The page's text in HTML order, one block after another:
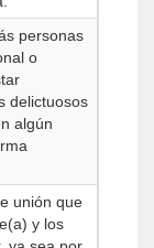
personas
o
delictuosos
algún
unión que
y los